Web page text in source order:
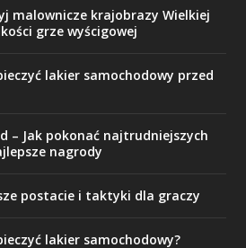
malownicze krajobrazy Wielkiej
grze wyścigowej
lakier samochodowy przed
– Jak pokonać najtrudniejszych
nagrody
postacie i taktyki dla graczy
lakier samochodowy?